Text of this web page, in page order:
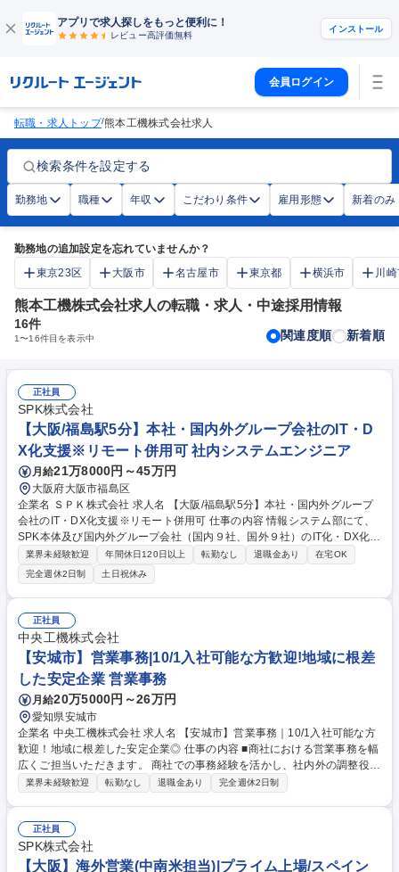
アプリで求人探しをもっと便利に！
レビュー高評価無料
インストール
会員ログイン
転職・求人トップ/熊本工機株式会社求人
検索条件を設定する
勤務地 職種 年収 こだわり条件 雇用形態 新着のみ
勤務地の追加設定を忘れていませんか？
東京23区
大阪市 名古屋市 東京都 横浜市 川
熊本工機株式会社求人の転職・求人・中途採用情報
16件
1〜16件目を表示中 関連度順 新着順
正社員
SPK株式会社
【大阪/福島駅5分】本社・国内外グループ会社のIT・D
X化支援※リモート併用可 社内システムエンジニア
月給21万8000円～45万円
大阪府大阪市福島区
企業名 ＳＰＫ株式会社 求人名 【大阪/福島駅5分】本社・国内外グループ
会社のIT・DX化支援※リモート併用可 仕事の内容 情報システム部にて、
SPK本体及び国内外グループ会社（国内９社、国外９社）のIT化・DX化を
進めていただきます。入社後は他メンバーと協力し、各種プロジェクトに
参画いただきます。 システム開発の内製は行っておらず、システム導入時
は社内要件定義、ベンダーコントロールが主となります。 募集職種 【大
阪/福島駅5分】本社・国内外グループ会社のIT・DX化支援※リモート併用
可
業界未経験歓迎 年間休日120日以上 転勤なし 退職金あり
在宅OK
完全週休2日制
土日祝休み
正社員
中央工機株式会社
【安城市】営業事務|10/1入社可能な方歓迎!地域に根差
した安定企業 営業事務
月給20万5000円～26万円
愛知県安城市
企業名 中央工機株式会社 求人名 【安城市】営業事務｜10/1入社可能な方
歓迎！地域に根差した安定企業◎ 仕事の内容 ■商社における営業事務を幅
広くご担当いただきます。 商社での事務経験を活かし、社内外の調整役と
して営業部門を支えるポジションです◎ 【詳細】 ・見積書作成・発注・
認し荷造りする） ・お客様の指定のシステムへのデータ入力 募集職種
【安城市】営業事務｜10/1入社可能な方歓迎！地域に根差した安定企業◎
業界未経験歓迎 転勤なし 退職金あり 完全週休2日制
正社員
SPK株式会社
【大阪】海外営業(中南米担当)|プライム上場/スペイン